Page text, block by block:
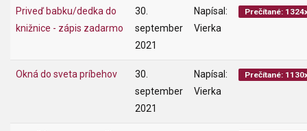
Priveď babku/dedka do
knižnice - zápis zadarmo
30.
september
2021
Napísal:
Vierka
Prečítané:
Okná do sveta príbehov
30.
september
2021
Napísal:
Vierka
Prečítané: